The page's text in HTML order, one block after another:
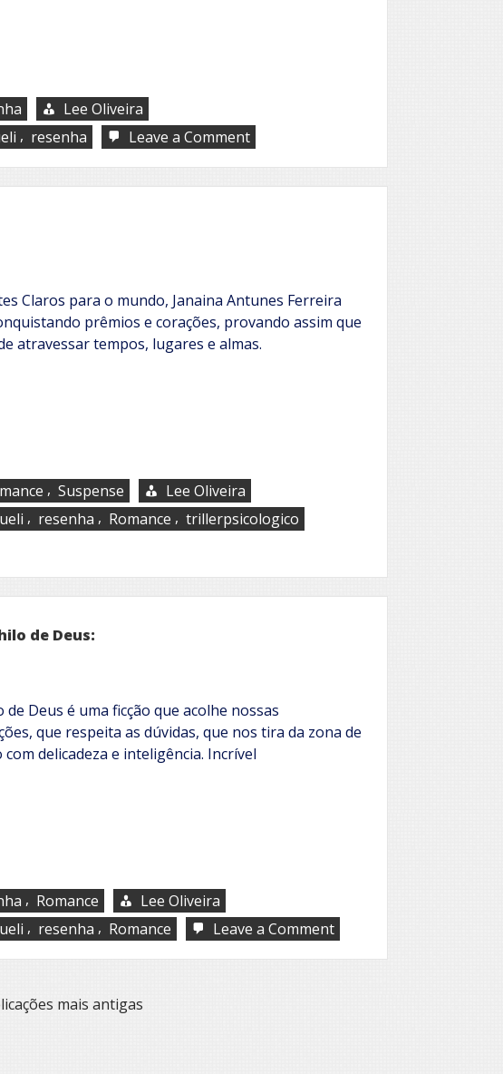
Lee Oliveira
, resenha Leave a Commenton
Katana:
A
extinção
Claros para o mundo, Janaina Antunes Ferreira
prêmios e corações, provando assim que
atravessar tempos, lugares e almas.
, Suspense
Lee Oliveira
, resenha , Romance , trillerpsicologico
de Deus:
de Deus é uma ficção que acolhe nossas
que respeita as dúvidas, que nos tira da zona de
delicadeza e inteligência. Incrível
, Romance
Lee Oliveira
, resenha , Romance Leave a Commenton
Raïssa
Lettiére
mais antigas